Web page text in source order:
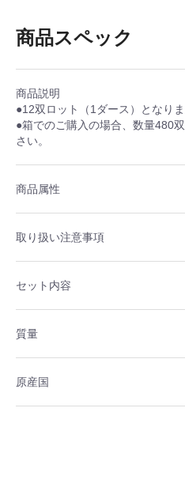
商品スペック
商品説明
●12双ロット（1ダース）となりま
●箱でのご購入の場合、数量480
さい。
商品属性
取り扱い注意事項
セット内容
質量
原産国